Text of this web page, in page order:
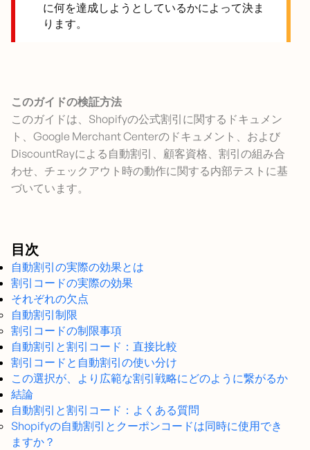
に何を達成しようとしているかによって決ま
ります。
このガイドの検証方法
このガイドは、Shopifyの公式割引に関するドキュメン
ト、Google Merchant Centerのドキュメント、および
DiscountRayによる自動割引、顧客資格、割引の組み合
わせ、チェックアウト時の動作に関する内部テストに基
づいています。
目次
自動割引の実際の効果とは
割引コードの実際の効果
それぞれの欠点
自動割引制限
割引コードの制限事項
自動割引と割引コード：直接比較
割引コードと自動割引の使い分け
この選択が、より広範な割引戦略にどのように繋がるか
結論
自動割引と割引コード：よくある質問
Shopifyの自動割引とクーポンコードは同時に使用でき
ますか？